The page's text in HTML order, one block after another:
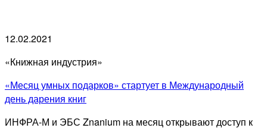
12.02.2021
«Книжная индустрия»
«Месяц умных подарков» стартует в Международный
день дарения книг
ИНФРА-М и ЭБС Znanium на месяц открывают доступ к